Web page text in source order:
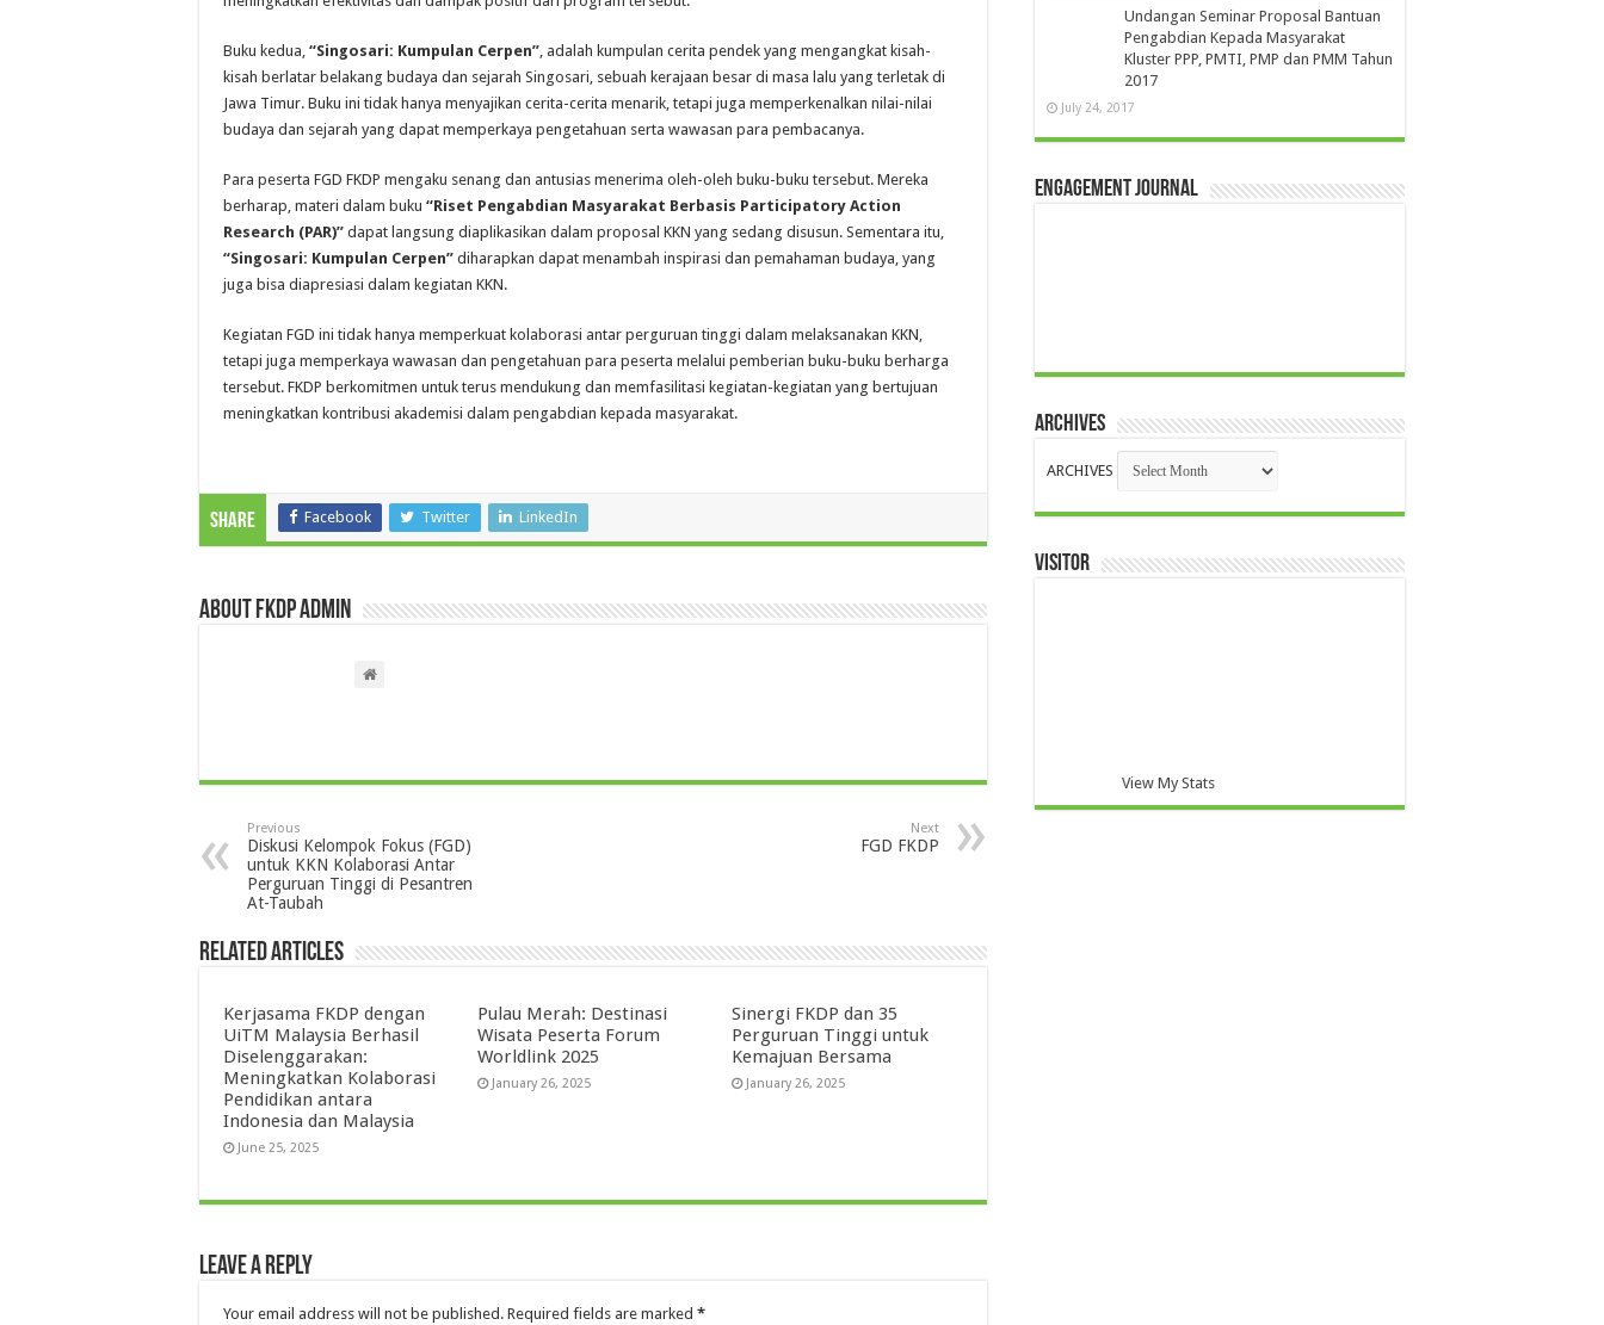
Buku kedua, “Singosari: Kumpulan Cerpen”, adalah kumpulan cerita pendek yang mengangkat kisah-
kisah berlatar belakang budaya dan sejarah Singosari, sebuah kerajaan besar di masa lalu yang terletak di
Jawa Timur. Buku ini tidak hanya menyajikan cerita-cerita menarik, tetapi juga memperkenalkan nilai-nilai
budaya dan sejarah yang dapat memperkaya pengetahuan serta wawasan para pembacanya.
Para peserta FGD FKDP mengaku senang dan antusias menerima oleh-oleh buku-buku tersebut. Mereka
berharap, materi dalam buku “Riset Pengabdian Masyarakat Berbasis Participatory Action
Research (PAR)” dapat langsung diaplikasikan dalam proposal KKN yang sedang disusun. Sementara itu,
“Singosari: Kumpulan Cerpen” diharapkan dapat menambah inspirasi dan pemahaman budaya, yang
juga bisa diapresiasi dalam kegiatan KKN.
Kegiatan FGD ini tidak hanya memperkuat kolaborasi antar perguruan tinggi dalam melaksanakan KKN,
tetapi juga memperkaya wawasan dan pengetahuan para peserta melalui pemberian buku-buku berharga
tersebut. FKDP berkomitmen untuk terus mendukung dan memfasilitasi kegiatan-kegiatan yang bertujuan
meningkatkan kontribusi akademisi dalam pengabdian kepada masyarakat.
Share Facebook Twitter LinkedIn
About FKDP Admin
Previous
Diskusi Kelompok Fokus (FGD)
untuk KKN Kolaborasi Antar
Perguruan Tinggi di Pesantren
At-Taubah
Next
FGD FKDP
Related Articles
Kerjasama FKDP dengan
UiTM Malaysia Berhasil
Diselenggarakan:
Meningkatkan Kolaborasi
Pendidikan antara
Indonesia dan Malaysia
June 25, 2025
Pulau Merah: Destinasi
Wisata Peserta Forum
Worldlink 2025
January 26, 2025
Sinergi FKDP dan 35
Perguruan Tinggi untuk
Kemajuan Bersama
January 26, 2025
Leave a Reply
Your email address will not be published. Required fields are marked *
Undangan Seminar Proposal Bantuan
Pengabdian Kepada Masyarakat
Kluster PPP, PMTI, PMP dan PMM Tahun
2017
July 24, 2017
Engagement Journal
ARCHIVES
ARCHIVES
VISITOR
View My Stats